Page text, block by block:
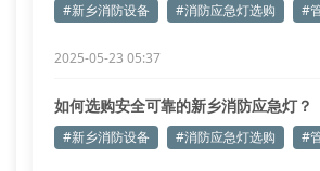
#新乡消防设备 #消防应急灯选购 #
2025-05-23 05:37
如何选购安全可靠的新乡消防应急灯？
#新乡消防设备 #消防应急灯选购 #